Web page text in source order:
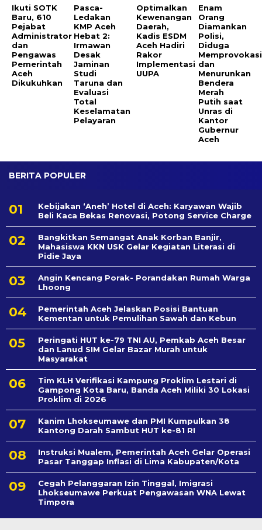
Ikuti SOTK
Baru, 610
Pejabat
Administrator
dan
Pengawas
Pemerintah
Aceh
Dikukuhkan
Pasca-
Ledakan
KMP Aceh
Hebat 2:
Irmawan
Desak
Jaminan
Studi
Taruna dan
Evaluasi
Total
Keselamatan
Pelayaran
Optimalkan
Kewenangan
Daerah,
Kadis ESDM
Aceh Hadiri
Rakor
Implementasi
UUPA
Enam
Orang
Diamankan
Polisi,
Diduga
Memprovokasi
dan
Menurunkan
Bendera
Merah
Putih saat
Unras di
Kantor
Gubernur
Aceh
BERITA POPULER
Kebijakan ‘Aneh’ Hotel di Aceh: Karyawan Wajib
Beli Kaca Bekas Renovasi, Potong Service Charge
Bangkitkan Semangat Anak Korban Banjir,
Mahasiswa KKN USK Gelar Kegiatan Literasi di
Pidie Jaya
Angin Kencang Porak- Porandakan Rumah Warga
Lhoong
Pemerintah Aceh Jelaskan Posisi Bantuan
Kementan untuk Pemulihan Sawah dan Kebun
Peringati HUT ke-79 TNI AU, Pemkab Aceh Besar
dan Lanud SIM Gelar Bazar Murah untuk
Masyarakat
Tim KLH Verifikasi Kampung Proklim Lestari di
Gampong Kota Baru, Banda Aceh Miliki 30 Lokasi
Proklim di 2026
Kanim Lhokseumawe dan PMI Kumpulkan 38
Kantong Darah Sambut HUT ke-81 RI
Instruksi Mualem, Pemerintah Aceh Gelar Operasi
Pasar Tanggap Inflasi di Lima Kabupaten/Kota
Cegah Pelanggaran Izin Tinggal, Imigrasi
Lhokseumawe Perkuat Pengawasan WNA Lewat
Timpora